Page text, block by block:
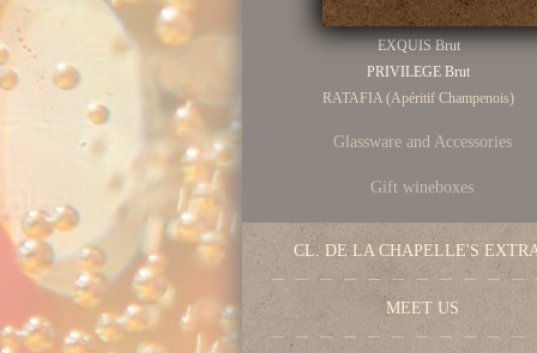
MILLESIME brut
EXQUIS Brut
PRIVILEGE Brut
RATAFIA (Apéritif Champenois)
Glassware and Accessories
Gift wineboxes
CL. DE LA CHAPELLE'S
MEET US